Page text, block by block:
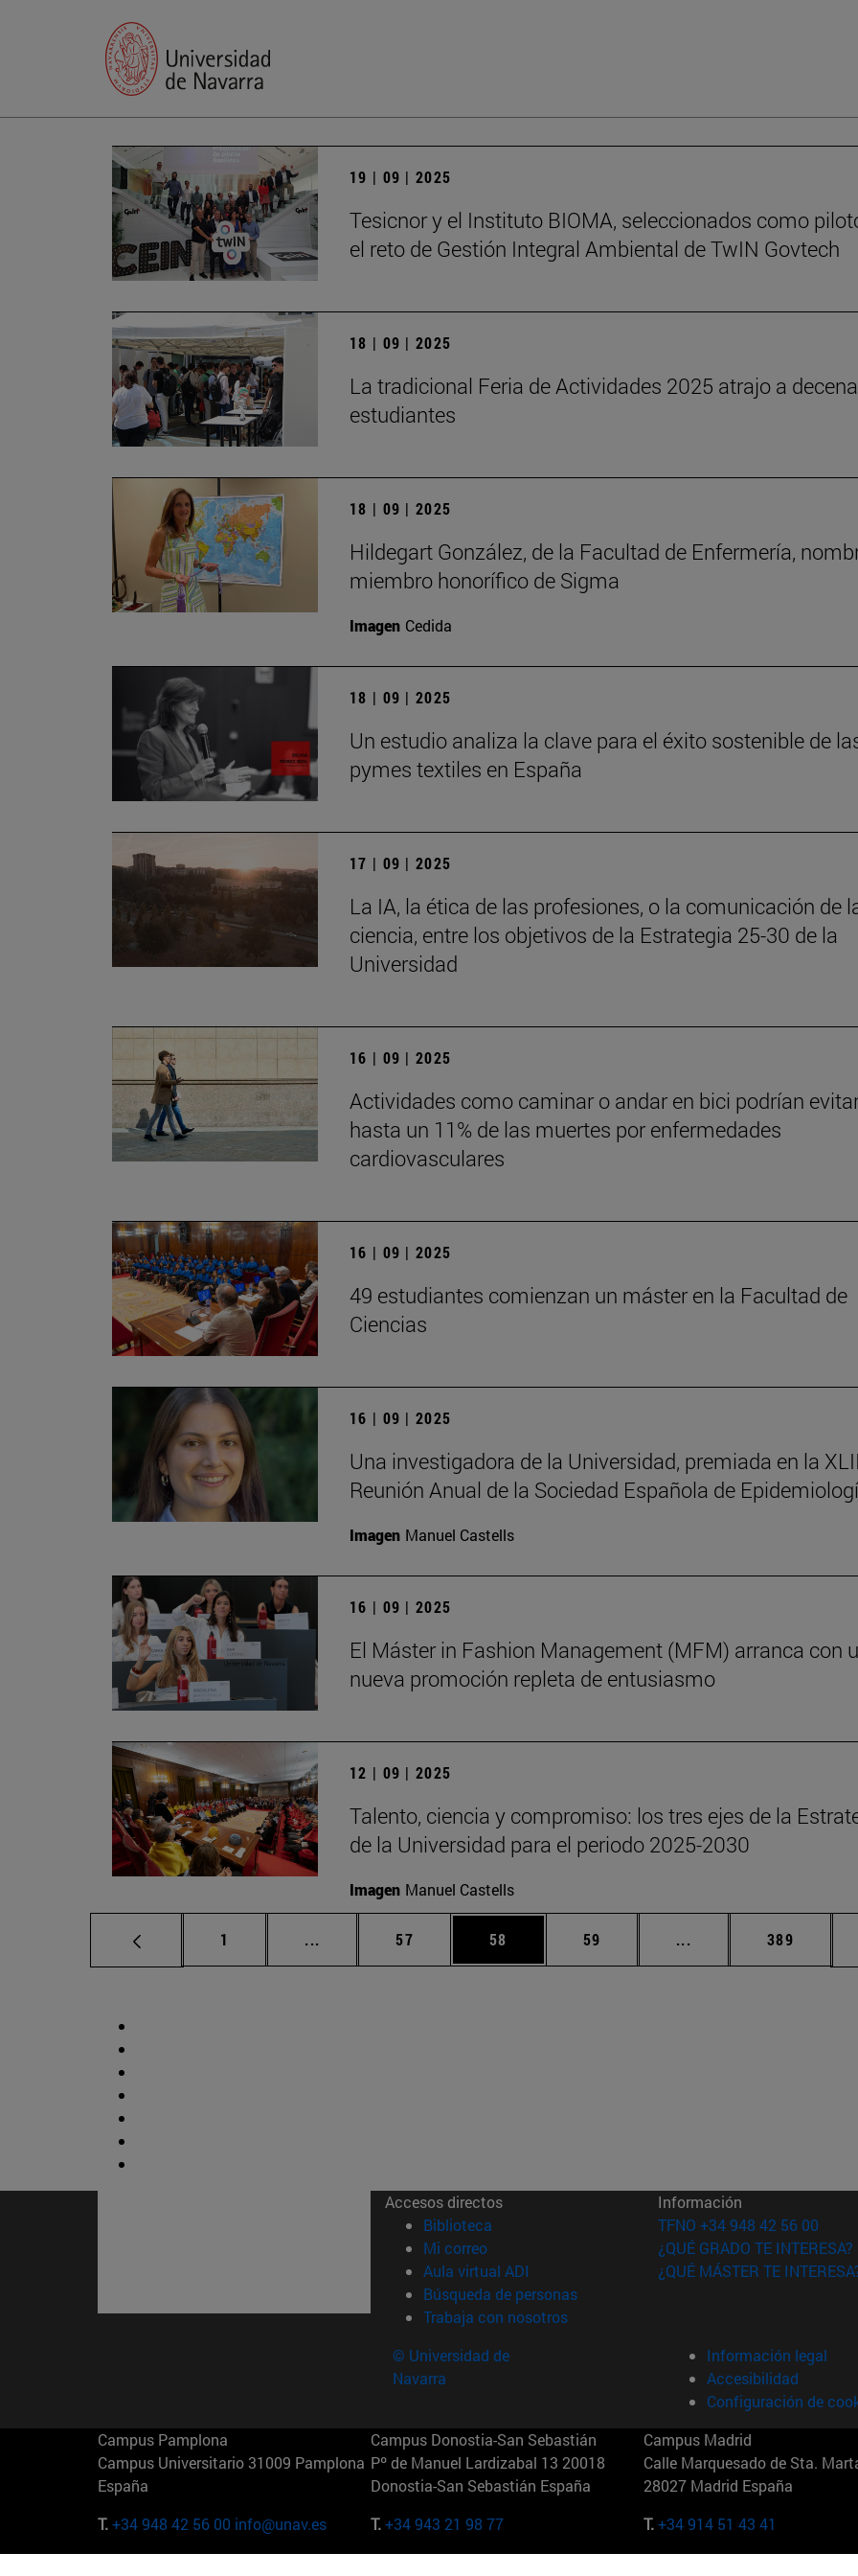
19 | 09 | 2025
Tesicnor y el Instituto BIOMA, seleccionados como
el reto de Gestión Integral Ambiental de TwIN Govtech
18 | 09 | 2025
La tradicional Feria de Actividades 2025 atrajo a
estudiantes
18 | 09 | 2025
Hildegart González, de la Facultad de Enfermería,
miembro honorífico de Sigma
Imagen Cedida
18 | 09 | 2025
Un estudio analiza la clave para el éxito sostenible de
pymes textiles en España
17 | 09 | 2025
La IA, la ética de las profesiones, o la comunicación de
ciencia, entre los objetivos de la Estrategia 25-30 de la
Universidad
16 | 09 | 2025
Actividades como caminar o andar en bici podrían
hasta un 11% de las muertes por enfermedades
cardiovasculares
16 | 09 | 2025
49 estudiantes comienzan un máster en la Facultad de
Ciencias
16 | 09 | 2025
Una investigadora de la Universidad, premiada en la
Reunión Anual de la Sociedad Española de
Imagen Manuel Castells
16 | 09 | 2025
El Máster in Fashion Management (MFM) arranca con
nueva promoción repleta de entusiasmo
12 | 09 | 2025
Talento, ciencia y compromiso: los tres ejes de la
de la Universidad para el periodo 2025-2030
Imagen Manuel Castells
Página
1 ... Páginas intermedias Use TAB para desplazarse.
Página
57 Página
58 Página
59 ... Páginas intermedias
Página
389
Accesos directos
Biblioteca (abre en nueva ventana)
Mi correo(abre en nueva ventana)
Aula virtual ADI (abre en nueva ventana)
Búsqueda de personas(abre en nueva ventana)
Trabaja con nosotros(abre en nueva ventana)
Información
TFNO +34 948 42 56 00
¿QUÉ GRADO TE INTERESA?
¿QUÉ MÁSTER TE
© Universidad de
Navarra
Información legal
Accesibilidad
Configuración de
Campus Pamplona
Campus Universitario 31009 Pamplona
España
T.+34 948 42 56 00 info@unav.es
Campus Donostia-San Sebastián
Pº de Manuel Lardizabal 13 20018
Donostia-San Sebastián España
T.+34 943 21 98 77
Campus Madrid
Calle Marquesado de Sta.
28027 Madrid España
T.+34 914 51 43 41